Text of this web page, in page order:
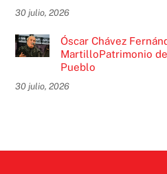
30 julio, 2026
Óscar Chávez
MartilloPatrimonio
Pueblo
30 julio, 2026